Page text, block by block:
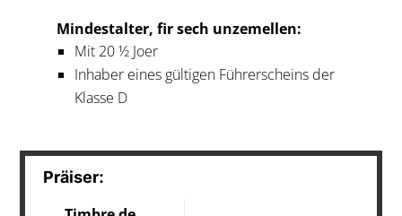
Mindestalter, fir sech unzemellen:
Mit 20 ½ Joer
Inhaber eines gültigen Führerscheins der
Klasse D
Präiser: